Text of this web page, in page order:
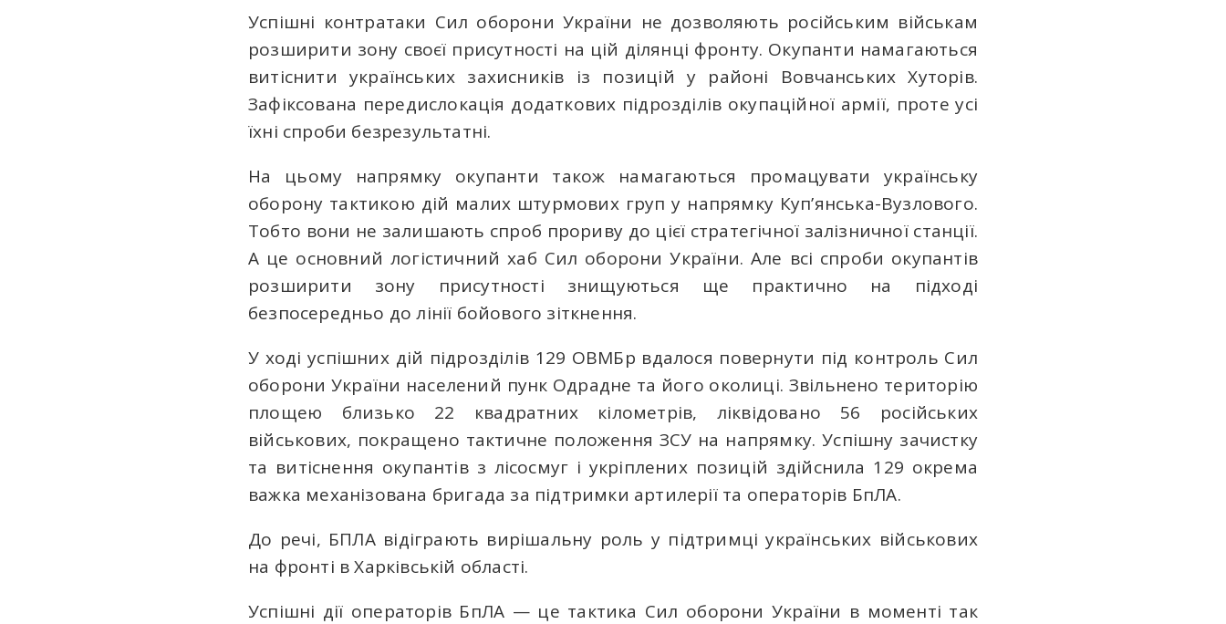
Успішні контратаки Сил оборони України не дозволяють російським військам
розширити зону своєї присутності на цій ділянці фронту. Окупанти намагаються
витіснити українських захисників із позицій у районі Вовчанських Хуторів.
Зафіксована передислокація додаткових підрозділів окупаційної армії, проте усі
їхні спроби безрезультатні.
На цьому напрямку окупанти також намагаються промацувати українську
оборону тактикою дій малих штурмових груп у напрямку Куп’янська-Вузлового.
Тобто вони не залишають спроб прориву до цієї стратегічної залізничної станції.
А це основний логістичний хаб Сил оборони України. Але всі спроби окупантів
розширити зону присутності знищуються ще практично на підході
безпосередньо до лінії бойового зіткнення.
У ході успішних дій підрозділів 129 ОВМБр вдалося повернути під контроль Сил
оборони України населений пунк Одрадне та його околиці. Звільнено територію
площею близько 22 квадратних кілометрів, ліквідовано 56 російських
військових, покращено тактичне положення ЗСУ на напрямку. Успішну зачистку
та витіснення окупантів з лісосмуг і укріплених позицій здійснила 129 окрема
важка механізована бригада за підтримки артилерії та операторів БпЛА.
До речі, БПЛА відіграють вирішальну роль у підтримці українських військових
на фронті в Харківській області.
Успішні дії операторів БпЛА — це тактика Сил оборони України в моменті так